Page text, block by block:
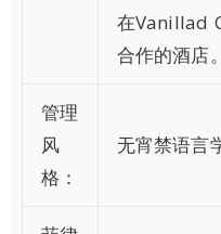
在Vanillad
合作的酒店。
管理
风
格：
无宵禁语言